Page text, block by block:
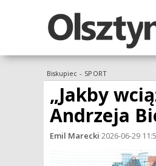
Biskupiec - SPORT
„Jakby
Andrzeja
Emil Marecki·2026-06-29